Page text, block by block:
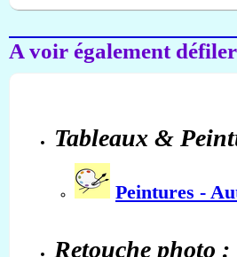
A voir également défiler
Tableaux &
Peintures -
Retouche photo :